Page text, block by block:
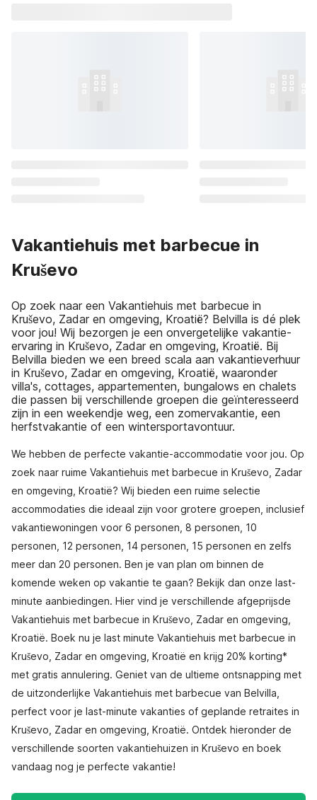
Vakantiehuis met barbecue in
Kruševo
Op zoek naar een Vakantiehuis met barbecue in
Kruševo, Zadar en omgeving, Kroatië? Belvilla is dé plek
voor jou! Wij bezorgen je een onvergetelijke vakantie-
ervaring in Kruševo, Zadar en omgeving, Kroatië. Bij
Belvilla bieden we een breed scala aan vakantieverhuur
in Kruševo, Zadar en omgeving, Kroatië, waaronder
villa's, cottages, appartementen, bungalows en chalets
die passen bij verschillende groepen die geïnteresseerd
zijn in een weekendje weg, een zomervakantie, een
herfstvakantie of een wintersportavontuur.
We hebben de perfecte vakantie-accommodatie voor jou. Op
zoek naar ruime Vakantiehuis met barbecue in Kruševo, Zadar
en omgeving, Kroatië? Wij bieden een ruime selectie
accommodaties die ideaal zijn voor grotere groepen, inclusief
vakantiewoningen voor 6 personen, 8 personen, 10
personen, 12 personen, 14 personen, 15 personen en zelfs
meer dan 20 personen. Ben je van plan om binnen de
komende weken op vakantie te gaan? Bekijk dan onze last-
minute aanbiedingen. Hier vind je verschillende afgeprijsde
Vakantiehuis met barbecue in Kruševo, Zadar en omgeving,
Kroatië. Boek nu je last minute Vakantiehuis met barbecue in
Kruševo, Zadar en omgeving, Kroatië en krijg 20% korting*
met gratis annulering. Geniet van de ultieme ontsnapping met
de uitzonderlijke Vakantiehuis met barbecue van Belvilla,
perfect voor je last-minute vakanties of geplande retraites in
Kruševo, Zadar en omgeving, Kroatië. Ontdek hieronder de
verschillende soorten vakantiehuizen in Kruševo en boek
vandaag nog je perfecte vakantie!